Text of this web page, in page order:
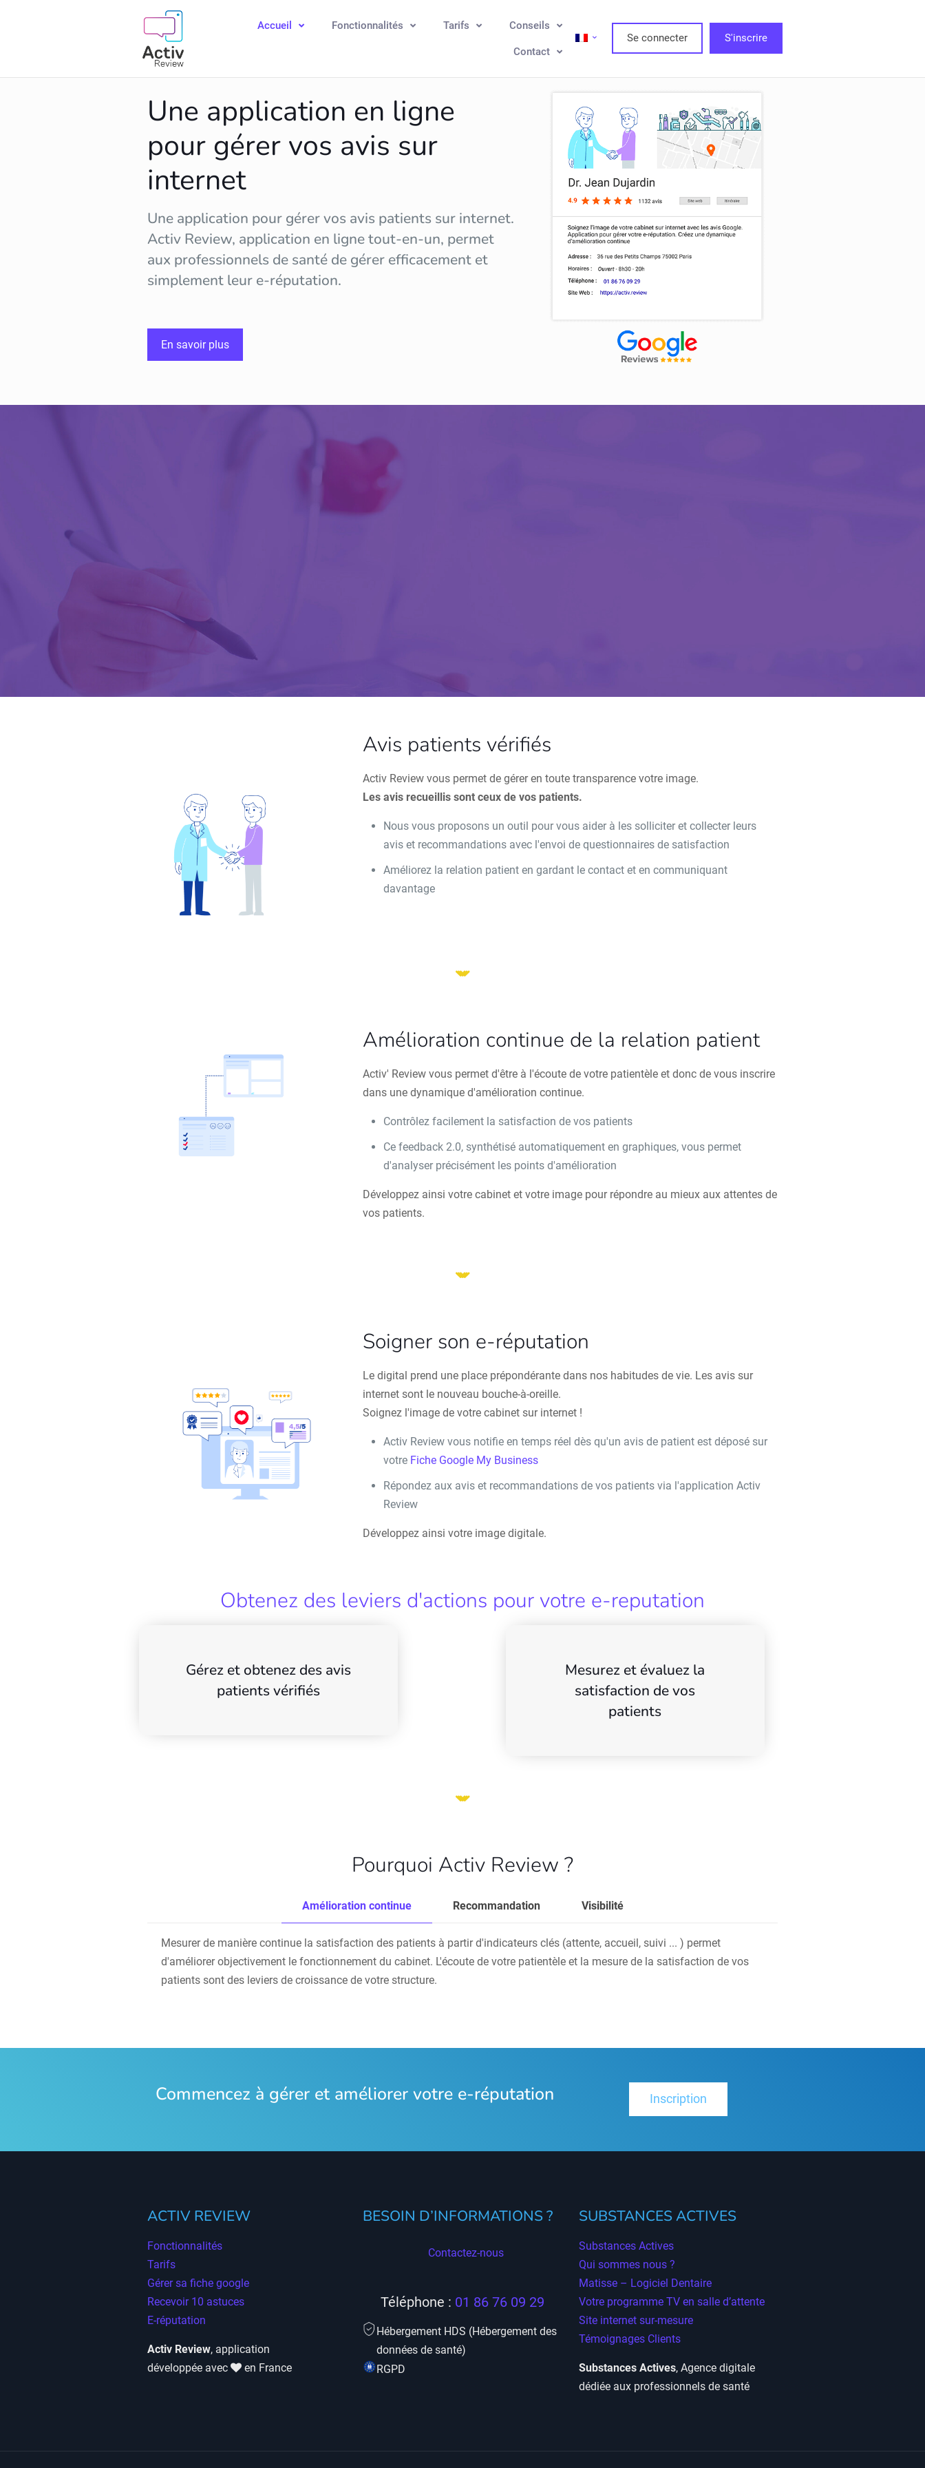
Accueil Fonctionnalités Tarifs Conseils
Contact
Se connecter S'inscrire
Une application en ligne
pour gérer vos avis sur
internet
Une application pour gérer vos avis patients sur internet.
Activ Review, application en ligne tout-en-un, permet
aux professionnels de santé de gérer efficacement et
simplement leur e-réputation.
En savoir plus
Avis patients vérifiés
Activ Review vous permet de gérer en toute transparence votre image.
Les avis recueillis sont ceux de vos patients.
Nous vous proposons un outil pour vous aider à les solliciter et collecter leurs
avis et recommandations avec l'envoi de questionnaires de satisfaction
Améliorez la relation patient en gardant le contact et en communiquant
davantage
Amélioration continue de la relation patient
Activ' Review vous permet d'être à l'écoute de votre patientèle et donc de vous inscrire
dans une dynamique d'amélioration continue.
Contrôlez facilement la satisfaction de vos patients
Ce feedback 2.0, synthétisé automatiquement en graphiques, vous permet
d'analyser précisément les points d'amélioration
Développez ainsi votre cabinet et votre image pour répondre au mieux aux attentes de
vos patients.
Soigner son e-réputation
Le digital prend une place prépondérante dans nos habitudes de vie. Les avis sur
internet sont le nouveau bouche-à-oreille.
Soignez l'image de votre cabinet sur internet !
Activ Review vous notifie en temps réel dès qu'un avis de patient est déposé sur
votre Fiche Google My Business
Répondez aux avis et recommandations de vos patients via l'application Activ
Review
Développez ainsi votre image digitale.
Obtenez des leviers d'actions pour votre e-reputation
Gérez et obtenez des avis
patients vérifiés
Mesurez et évaluez la
satisfaction de vos
patients
Pourquoi Activ Review ?
Amélioration continue Recommandation Visibilité
Mesurer de manière continue la satisfaction des patients à partir d'indicateurs clés (attente, accueil, suivi ... ) permet
d'améliorer objectivement le fonctionnement du cabinet. L'écoute de votre patientèle et la mesure de la satisfaction de vos
patients sont des leviers de croissance de votre structure.
Commencez à gérer et améliorer votre e-réputation Inscription
ACTIV REVIEW
Fonctionnalités
Tarifs
Gérer sa fiche google
Recevoir 10 astuces
E-réputation
Activ Review, application
développée avec
en France
BESOIN D’INFORMATIONS ?
Contactez-nous
Téléphone : 01 86 76 09 29
Hébergement HDS (Hébergement des
données de santé)
RGPD
SUBSTANCES ACTIVES
Substances Actives
Qui sommes nous ?
Matisse – Logiciel Dentaire
Votre programme TV en salle d’attente
Site internet sur-mesure
Témoignages Clients
Substances Actives, Agence digitale
dédiée aux professionnels de santé